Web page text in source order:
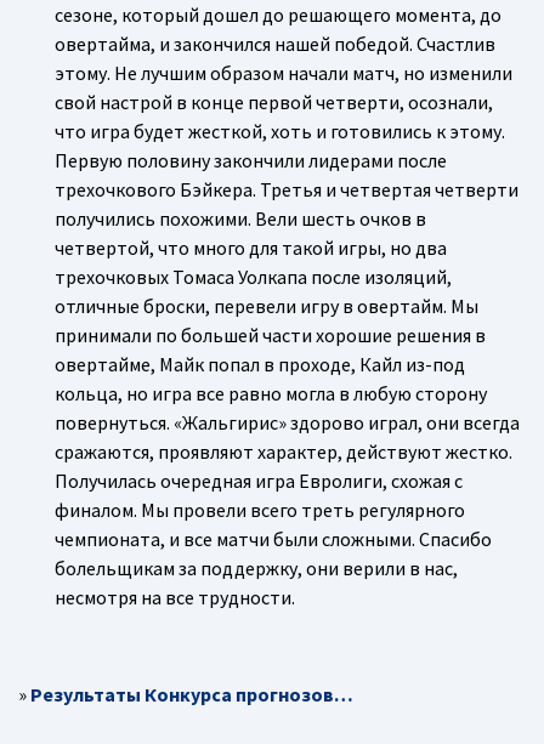
сезоне, который дошел до решающего момента, до
овертайма, и закончился нашей победой. Счастлив
этому. Не лучшим образом начали матч, но изменили
свой настрой в конце первой четверти, осознали,
что игра будет жесткой, хоть и готовились к этому.
Первую половину закончили лидерами после
трехочкового Бэйкера. Третья и четвертая четверти
получились похожими. Вели шесть очков в
четвертой, что много для такой игры, но два
трехочковых Томаса Уолкапа после изоляций,
отличные броски, перевели игру в овертайм. Мы
принимали по большей части хорошие решения в
овертайме, Майк попал в проходе, Кайл из-под
кольца, но игра все равно могла в любую сторону
повернуться. «Жальгирис» здорово играл, они всегда
сражаются, проявляют характер, действуют жестко.
Получилась очередная игра Евролиги, схожая с
финалом. Мы провели всего треть регулярного
чемпионата, и все матчи были сложными. Спасибо
болельщикам за поддержку, они верили в нас,
несмотря на все трудности.
» Результаты Конкурса прогнозов…